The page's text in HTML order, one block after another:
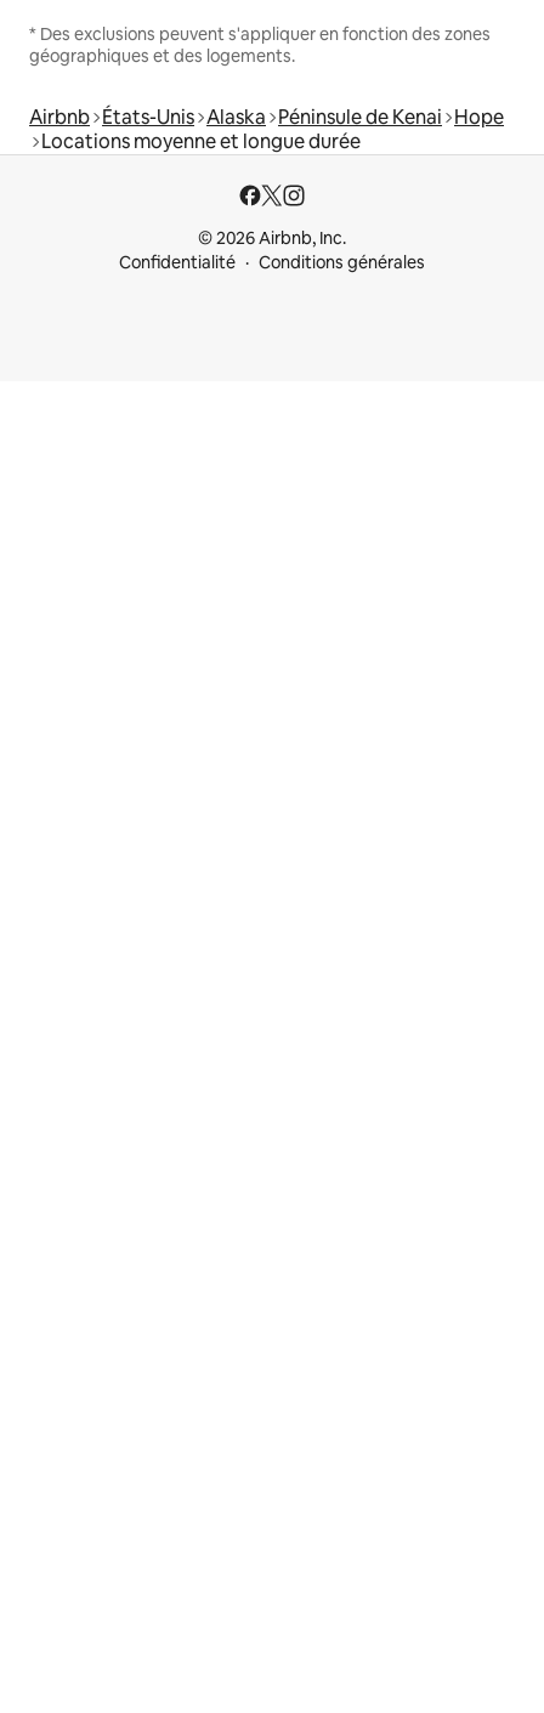
* Des exclusions peuvent s'appliquer en fonction des zones
géographiques et des logements.
Airbnb États-Unis Alaska Péninsule de Kenai Hope
Locations moyenne et longue durée
© 2026 Airbnb, Inc.
Confidentialité
Conditions générales